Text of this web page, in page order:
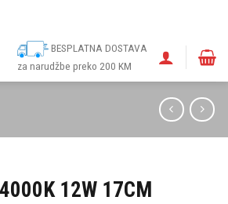
BESPLATNA DOSTAVA
za narudžbe preko 200 KM
12W 17CM